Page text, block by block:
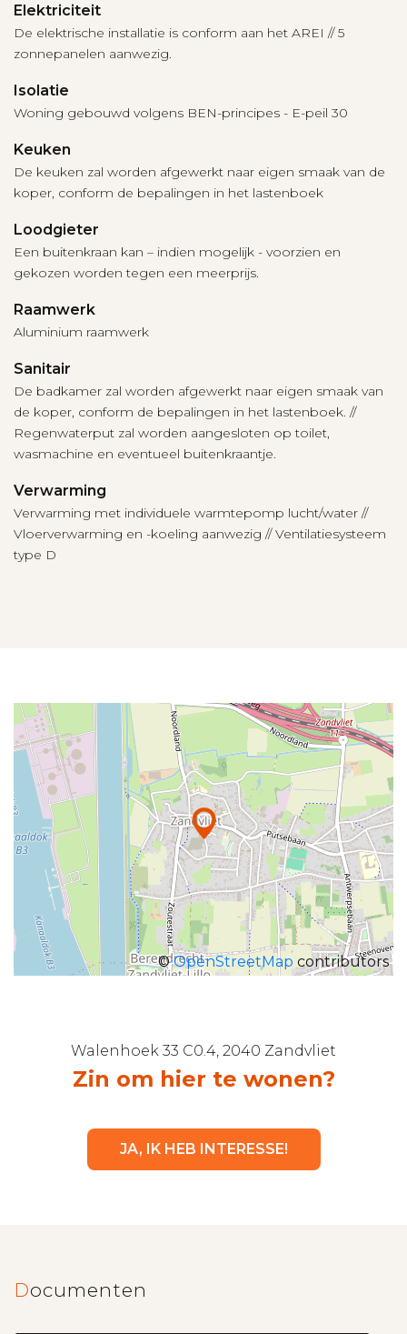
Elektriciteit
De elektrische installatie is conform aan het AREI // 5
zonnepanelen aanwezig.
Isolatie
Woning gebouwd volgens BEN-principes - E-peil 30
Keuken
De keuken zal worden afgewerkt naar eigen smaak van de
koper, conform de bepalingen in het lastenboek
Loodgieter
Een buitenkraan kan – indien mogelijk - voorzien en
gekozen worden tegen een meerprijs.
Raamwerk
Aluminium raamwerk
Sanitair
De badkamer zal worden afgewerkt naar eigen smaak van
de koper, conform de bepalingen in het lastenboek. //
Regenwaterput zal worden aangesloten op toilet,
wasmachine en eventueel buitenkraantje.
Verwarming
Verwarming met individuele warmtepomp lucht/water //
Vloerverwarming en -koeling aanwezig // Ventilatiesysteem
type D
©OpenStreetMap contributors
Walenhoek 33 C0.4, 2040 Zandvliet
Zin om hier te wonen?
JA, IK HEB INTERESSE!
Documenten